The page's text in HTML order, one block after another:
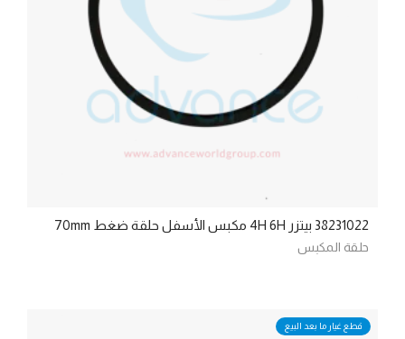
38231022 بيتزر 4H 6H مكبس الأسفل حلقة ضغط 70mm
حلقة المكبس
قطع غيار ما بعد البيع